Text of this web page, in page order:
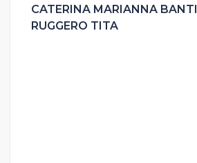
CATERINA MARIANNA BANTI
RUGGERO TITA